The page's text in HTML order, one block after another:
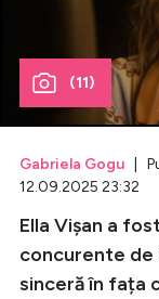
(11)
Gabriela Gogu |
12.09.2025 23:32
Ella Vișan a
concurente de
sinceră în fața